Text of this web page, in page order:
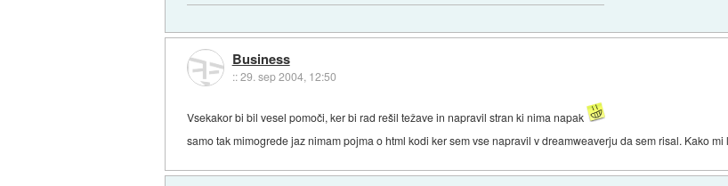
Business
::29. sep 2004, 12:50
Vsekakor bi bil vesel pomoči, ker bi rad rešil težave in napravil stran ki nima napak
samo tak mimogrede jaz nimam pojma o html kodi ker sem vse napravil v dreamweaverju da sem risal. Kako mi